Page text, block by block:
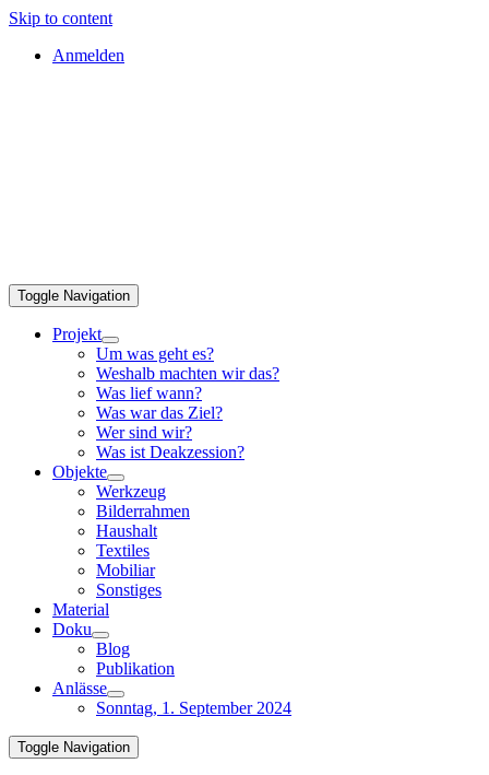
Skip to content
Anmelden
Toggle Navigation
Projekt
Um was geht es?
Weshalb machten wir das?
Was lief wann?
Was war das Ziel?
Wer sind wir?
Was ist Deakzession?
Objekte
Werkzeug
Bilderrahmen
Haushalt
Textiles
Mobiliar
Sonstiges
Material
Doku
Blog
Publikation
Anlässe
Sonntag, 1. September 2024
Toggle Navigation